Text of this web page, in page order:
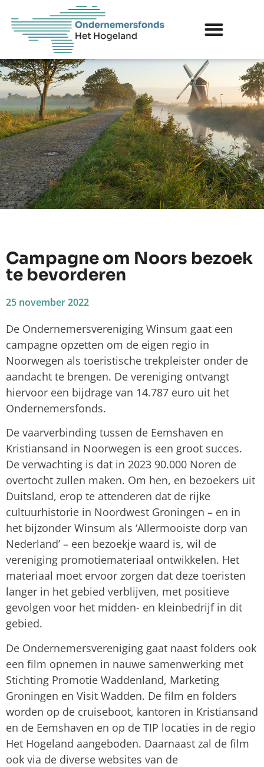
Campagne om Noors bezoek
te bevorderen
25 november 2022
De Ondernemersvereniging Winsum gaat een
campagne opzetten om de eigen regio in
Noorwegen als toeristische trekpleister onder de
aandacht te brengen. De vereniging ontvangt
hiervoor een bijdrage van 14.787 euro uit het
Ondernemersfonds.
De vaarverbinding tussen de Eemshaven en
Kristiansand in Noorwegen is een groot succes.
De verwachting is dat in 2023 90.000 Noren de
overtocht zullen maken. Om hen, en bezoekers uit
Duitsland, erop te attenderen dat de rijke
cultuurhistorie in Noordwest Groningen – en in
het bijzonder Winsum als ‘Allermooiste dorp van
Nederland’ – een bezoekje waard is, wil de
vereniging promotiemateriaal ontwikkelen. Het
materiaal moet ervoor zorgen dat deze toeristen
langer in het gebied verblijven, met positieve
gevolgen voor het midden- en kleinbedrijf in dit
gebied.
De Ondernemersvereniging gaat naast folders ook
een film opnemen in nauwe samenwerking met
Stichting Promotie Waddenland, Marketing
Groningen en Visit Wadden. De film en folders
worden op de cruiseboot, kantoren in Kristiansand
en de Eemshaven en op de TIP locaties in de regio
Het Hogeland aangeboden. Daarnaast zal de film
ook via de diverse websites van de